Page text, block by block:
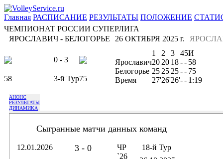
Главная РАСПИСАНИЕ РЕЗУЛЬТАТЫ ПОЛОЖЕНИЕ
ЧЕМПИОНАТ РОССИИ СУПЕРЛИГА
ЯРОСЛАВИЧ - БЕЛОГОРЬЕ
26 ОКТЯБРЯ 2025 г.
0 - 3
58 3-й Тур75
1 2 3 45И
Ярославич20 20 18-- 58
Белогорье 25 25 25-- 75
Время
27'26'26'-- 1:19
АНОНС
РЕЗУЛЬТАТЫ
ДИНАМИКА
Сыгранные матчи данных команд
12.01.2026 3 - 0
ЧР
`26
18-й Тур